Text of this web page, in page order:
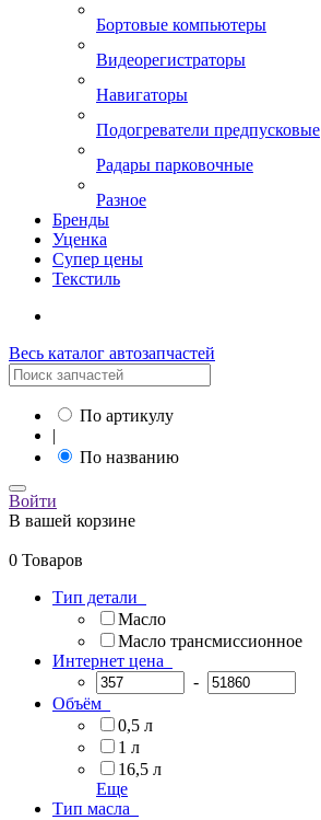
Бортовые компьютеры
Видеорегистраторы
Навигаторы
Подогреватели предпусковые
Радары парковочные
Разное
Бренды
Уценка
Супер цены
Текстиль
Весь каталог автозапчастей
По артикулу
|
По названию
Войти
В вашей корзине
0 Товаров
Тип детали
Масло
Масло трансмиссионное
Интернет цена
-
Объём
0,5 л
1 л
16,5 л
Еще
Тип масла